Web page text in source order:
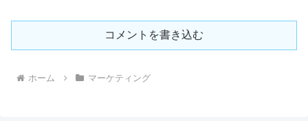
コメントを書き込む
ホーム マーケティング